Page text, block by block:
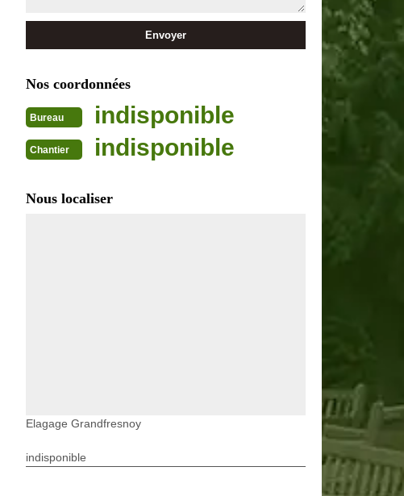
Nos coordonnées
Bureau indisponible
Chantier indisponible
Nous localiser
Elagage Grandfresnoy
indisponible